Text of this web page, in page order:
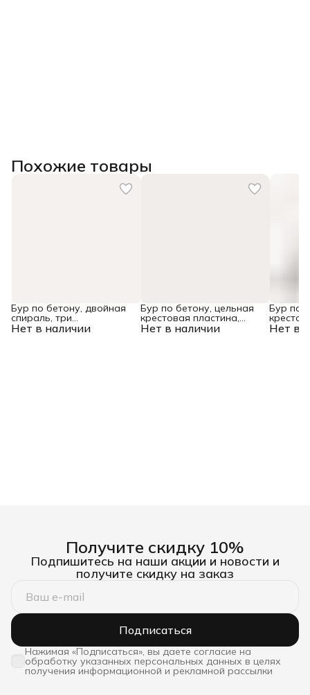
Похожие товары
Нет в наличии
Бур по бетону, двойная
спираль, три
пылеотводящие кромки, Нет в наличии
Бур по бетону, цельная
крестовая пластина,
12x315 мм, SDS PLUS Нет в
Бур по
10x165
Получите скидку 10%
Подпишитесь на наши акции и новости и
получите скидку на заказ
Подписаться
Нажимая «Подписаться», вы даете согласие на
обработку указанных персональных данных в целях
получения информационной и рекламной рассылки